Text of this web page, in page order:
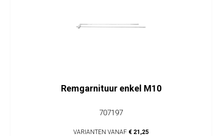
Remgarnituur enkel M10
707197
VARIANTEN VANAF € 21,25